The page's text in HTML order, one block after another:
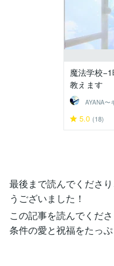
魔法学校
教えます
5.0 (18)
最後まで読んでくださ
うございました！
この記事を読んでくだ
条件の愛と祝福をたっぷ